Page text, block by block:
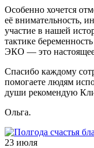
Особенно хочется
её внимательность,
участие в нашей
тактике
ЭКО — это настоящее
Спасибо каждому
помогаете людям
души рекомендую
Ольга.
23 июля